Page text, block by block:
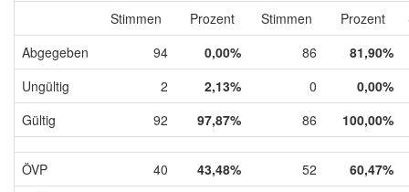
Stimmen
Prozent Stimmen Prozent
Abgegeben
94 0,00% 86
81,90%
Ungültig
2 2,13% 0
0,00%
Gültig
92 97,87% 86 100,00%
ÖVP 40 43,48% 52
60,47%